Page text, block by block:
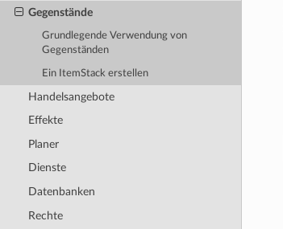
Gegenstände
Grundlegende Verwendung von
Gegenständen
Ein ItemStack erstellen
Handelsangebote
Effekte
Planer
Dienste
Datenbanken
Rechte